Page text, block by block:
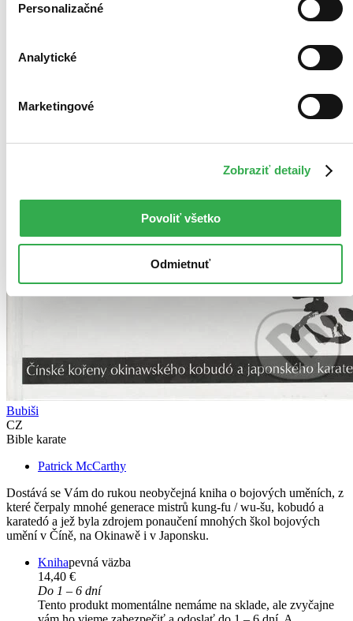
Personalizačné
Analytické
Marketingové
Zobraziť detaily
Povoliť všetko
Odmietnuť
Bubiši
CZ
Bible karate
Patrick McCarthy
Dostává se Vám do rukou neobyčejná kniha o bojových uměních, z
které čerpaly mnohé generace mistrů kung-fu / wu-šu, kobudó a
karatedó a jež byla zdrojem ponaučení mnohých škol bojových
umění v Číně, na Okinawě i v Japonsku.
Knihapevná väzba
14,40 €
Do 1 – 6 dní
Tento produkt momentálne nemáme na sklade, ale zvyčajne